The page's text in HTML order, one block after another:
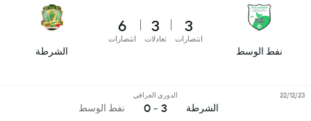
نفط الوسط
3
انتصارات
3
تعادلات
6
انتصارات
الشرطة
الشرطة
الدوري العراقي
3 - 0 نفط الوسط
22/12/23